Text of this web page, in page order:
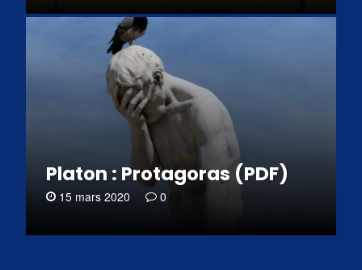
Platon : Protagoras (PDF)
15 mars 2020 0